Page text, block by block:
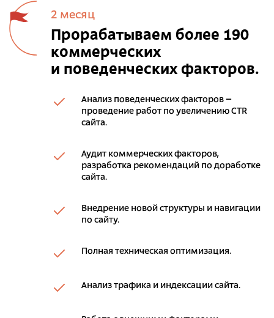
2 месяц
Прорабатываем более 190
коммерческих
и поведенческих факторов.
Анализ поведенческих факторов –
проведение работ по увеличению CTR
сайта.
Аудит коммерческих факторов,
разработка рекомендаций по доработке
сайта.
Внедрение новой структуры и навигации
по сайту.
Полная техническая оптимизация.
Анализ трафика и индексации сайта.